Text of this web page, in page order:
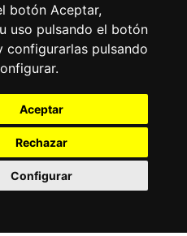
botón Aceptar,
uso pulsando el botón
configurarlas pulsando
Aceptar
Rechazar
Configurar